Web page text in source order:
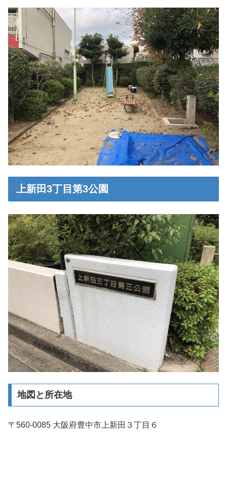
上新田3丁目第3公園
地図と所在地
〒560-0085 大阪府豊中市上新田３丁目６